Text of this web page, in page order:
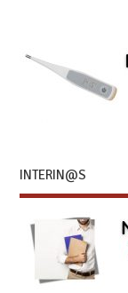
INTERIN@S